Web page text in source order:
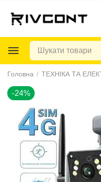
Головна / ТЕХНІКА ТА